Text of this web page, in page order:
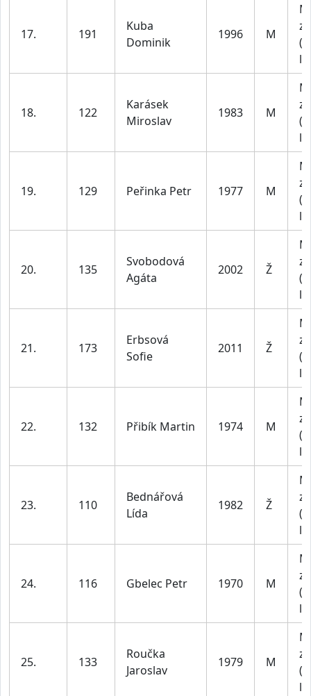
17. 191
Kuba
Dominik
1996 M
18. 122
Karásek
Miroslav
1983 M
19. 129 Peřinka Petr 1977 M
20. 135
Svobodová
Agáta
2002 Ž
21. 173
Erbsová
Sofie
2011 Ž
22. 132 Přibík Martin 1974 M
23. 110
Bednářová
Lída
1982 Ž
24. 116 Gbelec Petr 1970 M
25. 133
Roučka
Jaroslav
1979 M